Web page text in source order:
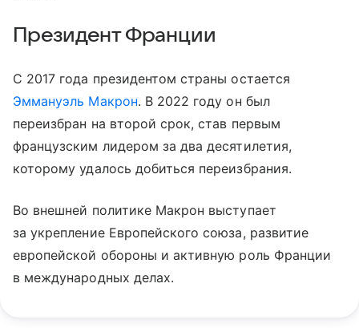
Президент Франции
С 2017 года президентом страны остается
Эммануэль Макрон. В 2022 году он был
переизбран на второй срок, став первым
французским лидером за два десятилетия,
которому удалось добиться переизбрания.
Во внешней политике Макрон выступает
за укрепление Европейского союза, развитие
европейской обороны и активную роль Франции
в международных делах.